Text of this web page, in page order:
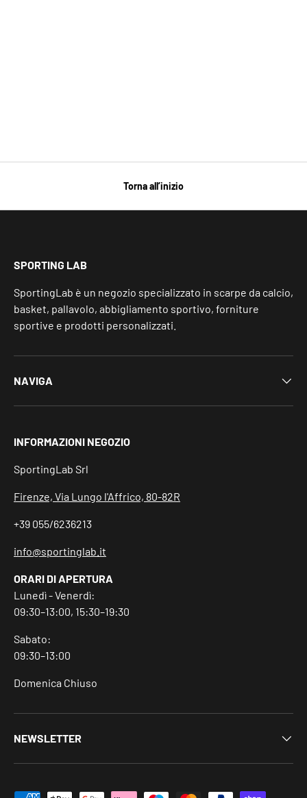
Torna all’inizio
SPORTING LAB
SportingLab è un negozio specializzato in scarpe da calcio,
basket, pallavolo, abbigliamento sportivo, forniture
sportive e prodotti personalizzati.
NAVIGA
INFORMAZIONI NEGOZIO
SportingLab Srl
Firenze, Via Lungo l'Affrico, 80-82R
+39 055/6236213
info@sportinglab.it
ORARI DI APERTURA
Lunedì - Venerdì:
09:30–13:00, 15:30–19:30
Sabato:
09:30–13:00
Domenica Chiuso
NEWSLETTER